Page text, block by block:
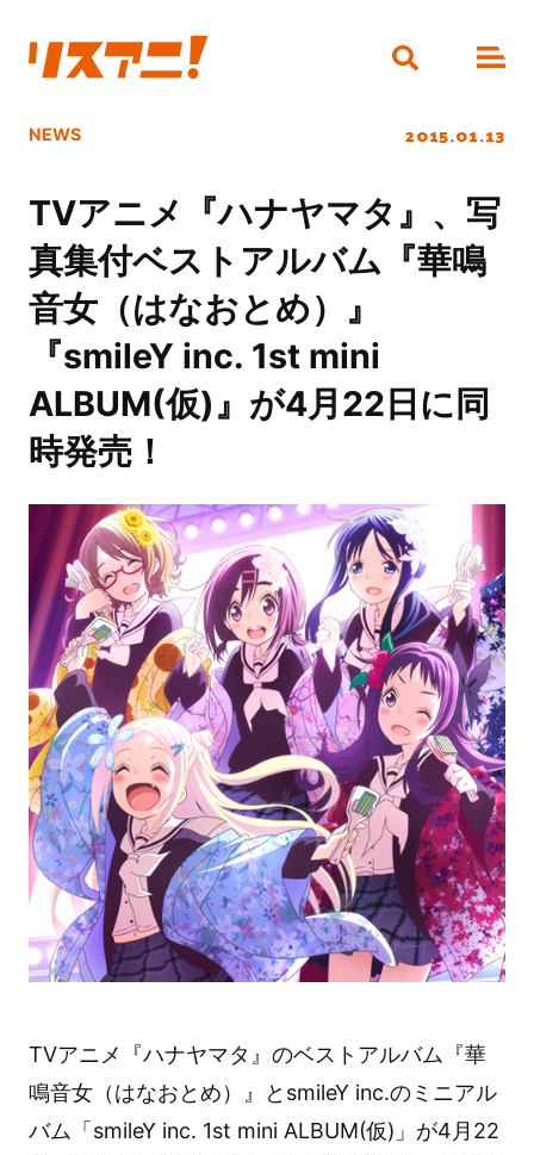
NEWS 2015.01.13
TVアニメ『ハナヤマタ』、写
真集付ベストアルバム『華鳴
音女（はなおとめ）』
『smileY inc. 1st mini
ALBUM(仮)』が4月22日に同
時発売！
TVアニメ『ハナヤマタ』のベストアルバム『華
鳴音女（はなおとめ）』とsmileY inc.のミニアル
バム「smileY inc. 1st mini ALBUM(仮)」が4月22